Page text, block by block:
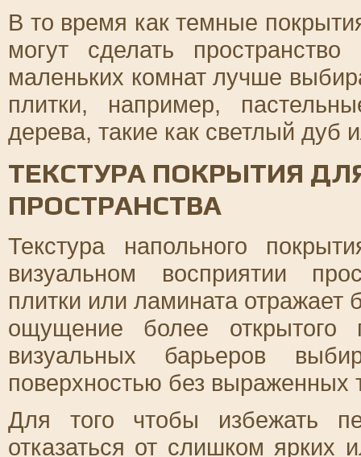
В то время как темные
могут сделать
маленьких комнат лучше
плитки, например,
дерева, такие как светлый дуб
ТЕКСТУРА ПОКРЫТИЯ
ПРОСТРАНСТВА
Текстура напольного
визуальном восприятии
плитки или ламината отражает
ощущение более открытого
визуальных барьеров
поверхностью без выраженных
Для того чтобы избежать
отказаться от слишком ярких